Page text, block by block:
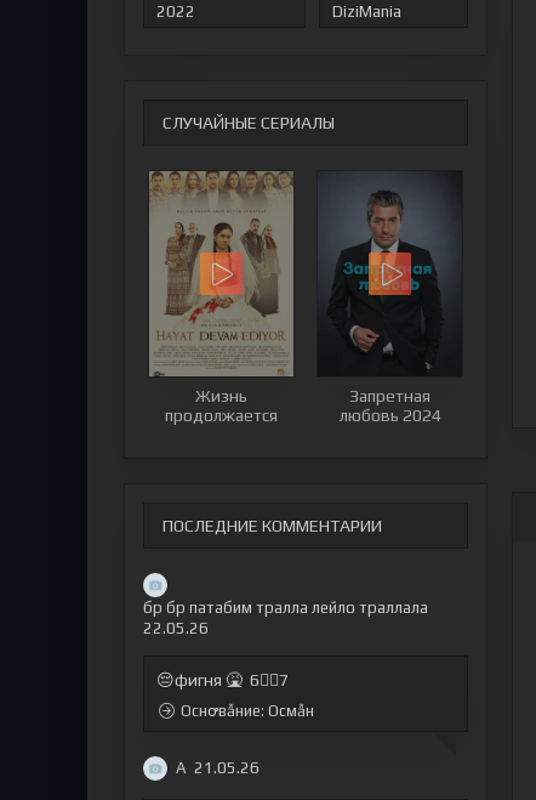
2022 DiziMania
СЛУЧАЙНЫЕ СЕРИАЛЫ
Жизнь
продолжается
Запретная
любовь 2024
ПОСЛЕДНИЕ КОММЕНТАРИИ
бр бр патабим тралла лейло траллала
22.05.26
😔фигня 🤮 6🤷‍♂7
Оснꝍвẫние: Осмẫн
А 21.05.26